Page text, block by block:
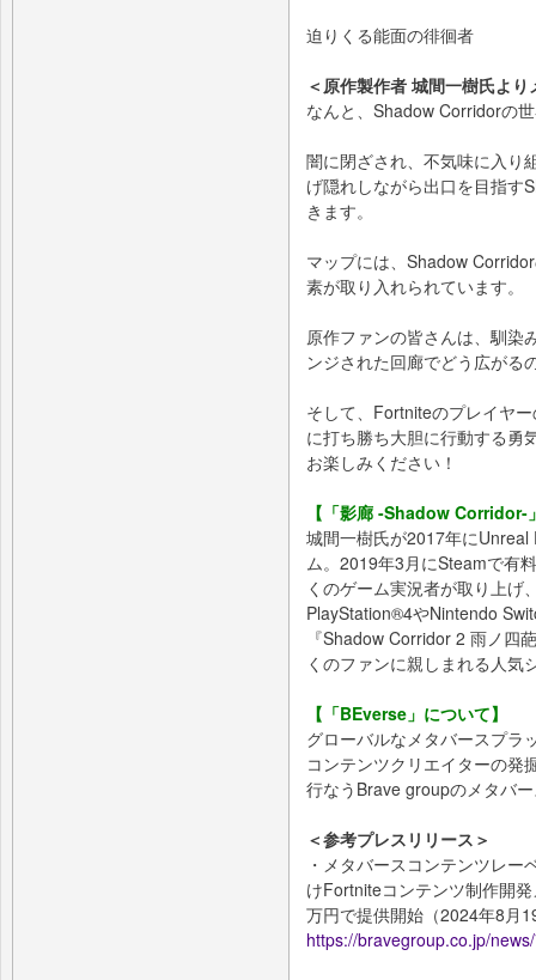
迫りくる能面の徘徊者
＜原作製作者 城間一樹氏より
なんと、Shadow Corridorの
闇に閉ざされ、不気味に入り
げ隠れしながら出口を目指す
きます。
マップには、Shadow
素が取り入れられています。
原作ファンの皆さんは、馴染
ンジされた回廊でどう広がる
そして、Fortniteのプレイヤ
に打ち勝ち大胆に行動する勇
お楽しみください！
【「影廊 -Shadow Corridor-
城間一樹氏が2017年に
ム。2019年3月にSteamで有
くのゲーム実況者が取り上げ
PlayStation®4やNintendo
『Shadow Corridor 2 雨ノ四
くのファンに親しまれる人気
【「BEverse」について】
グローバルなメタバースプラ
コンテンツクリエイターの発
行なうBrave groupのメタバ
＜参考プレスリリース＞
・メタバースコンテンツレ
けFortniteコンテンツ制作開
万円で提供開始（2024年8月
https://bravegroup.co.jp/